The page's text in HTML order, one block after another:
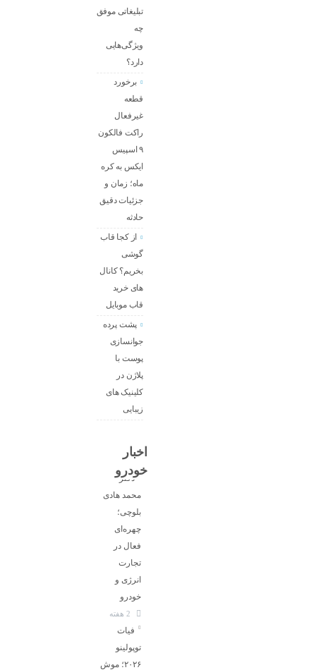
تبلیغاتی موفق
چه
ویژگی‌هایی
دارد؟
برخورد
قطعه
غیرفعال
راکت فالکون
۹ اسپیس
ایکس به کره
ماه؛ زمان و
جزئیات دقیق
حادثه
از کجا قاب
گوشی
بخریم؟ کانال
های خرید
قاب موبایل
پشت پرده
جوانسازی
پوست با
پلاژن در
کلینیک های
زیبایی
اخبار
خودرو
دکتر
محمد هادی
بلوچی؛
چهره‌ای
فعال در
تجارت
انرژی و
خودرو
فیات
توپولینو
۲۰۲۶؛ موش